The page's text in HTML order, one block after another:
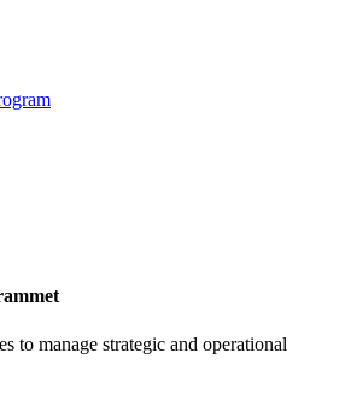
to manage strategic and operational